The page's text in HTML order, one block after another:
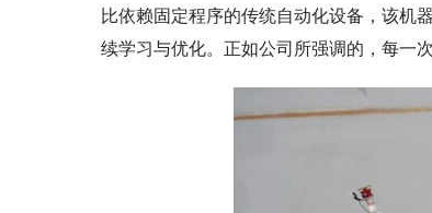
比依赖固定程序的传统自动化设备，该机
续学习与优化。正如公司所强调的，每一